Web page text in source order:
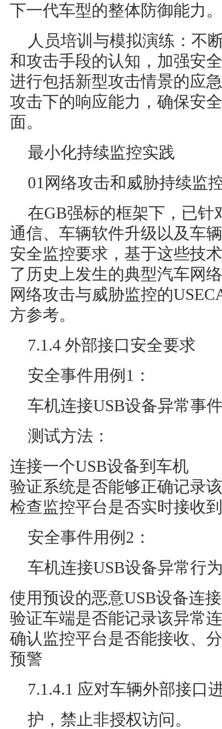
下一代车型的整体防御能力。
人员培训与模拟演练：不
和攻击手段的认知，加强安
进行包括新型攻击情景的应
攻击下的响应能力，确保安
面。
最小化持续监控实践
01网络攻击和威胁持续监
在GB强标的框架下，已针
通信、车辆软件升级以及车
安全监控要求，基于这些技
了历史上发生的典型汽车网
网络攻击与威胁监控的
方参考。
7.1.4 外部接口安全要求
安全事件用例1：
车机连接USB设备异常事
测试方法：
连接一个USB设备到车机
验证系统是否能够正确记录
检查监控平台是否实时接收
安全事件用例2：
车机连接USB设备异常行
使用预设的恶意USB设备连
验证车端是否能记录该异常
确认监控平台是否能接收、
预警
7.1.4.1 应对车辆外部接口
护，禁止非授权访问。